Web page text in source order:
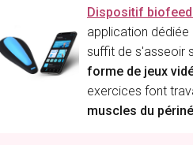
Dispositif
application dédiée
suffit de s'asseoir
forme de jeux
exercices font
muscles du